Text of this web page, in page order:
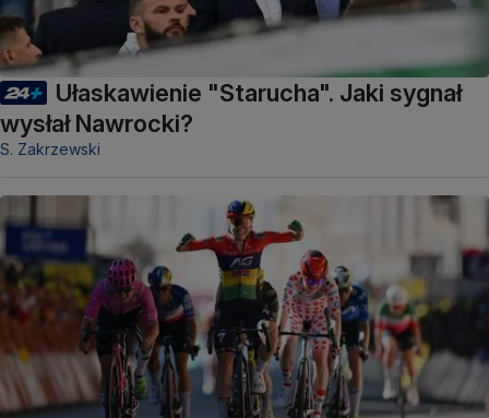
Ułaskawienie "Starucha". Jaki sygnał
wysłał Nawrocki?
S. Zakrzewski